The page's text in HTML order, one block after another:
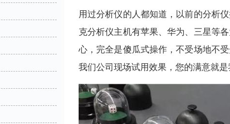
用过分析仪的人都知道，以前的分析
克分析仪主机有苹果、华为、三星等
心，完全是傻瓜式操作，不受场地不
我们公司现场试用效果，您的满意就是